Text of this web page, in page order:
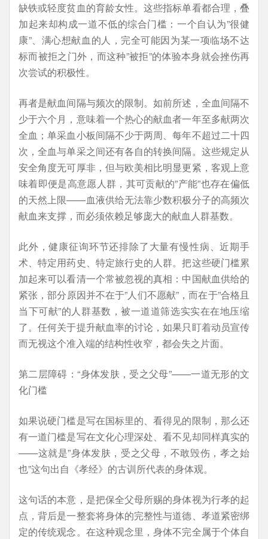
缺铁或轻度贫血的育龄女性。这些指标单看都合理，叠
加起来却构成一道不低的综合门槛：一个自认为”很健
康”、满心想献血的人，完全可能因为某一项临场不达
标而被拒之门外，而这种”被拒”的体验本身就会挫伤再
次尝试的积极性。
再者是献血间隔与频次的限制。如前所述，全血间隔不
少于六个月，意味着一个热心的献血者一年至多献两次
全血；单采血小板间隔不少于两周、每年不超过二十四
次，全血与单采之间还有各自的转换间隔。这些规定从
安全角度无可厚非，但与欧美相比明显更紧，客观上意
味着即便是高意愿人群，其可贡献的”产能”也存在偏低
的天然上限——血液供给无法靠少数积极分子的高频次
献血来支撑，而必须依赖足够庞大的献血人群基数。
此外，健康征询环节还排除了大量有慢性病、近期手
术、特定用药史、特定旅行史的人群。把这些硬门槛累
加起来可以看清一个常被忽视的真相：中国献血供给的
紧张，部分原因并不在于”人们不愿献”，而在于”合格且
当下可献”的人群基数，被一道道筛选实实在在地压缩
了。任何关于提升献血率的讨论，如果只盯着动员宣传
而无视这个准入端的结构性收窄，都会失之片面。
第二层障碍：“身体发肤，受之父母”——一道无形的文
化门槛
如果说硬门槛是写在国标里的、看得见的限制，那么还
有一道门槛是写在文化心理深处、看不见却同样真实的
——这就是”身体发肤，受之父母，不敢毁伤，孝之始
也”这句出自《孝经》的古训所代表的身体观。
这句话的本意，是把保全父母所赐的身体视为行孝的起
点，背后是一整套将身体的完整性与道德、孝道紧密绑
定的传统观念。在这种观念里，身体不完全属于个体自